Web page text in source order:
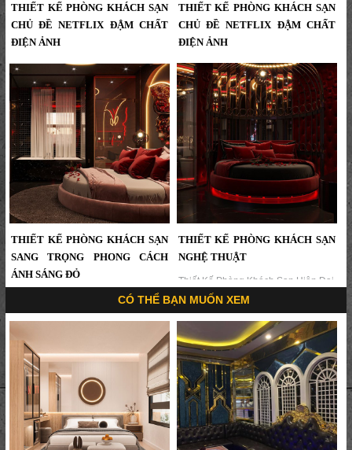
THIẾT KẾ PHÒNG KHÁCH SẠN
CHỦ ĐỀ NETFLIX ĐẬM CHẤT
ĐIỆN ẢNH
Thiết kế phòng khách sạn chủ đề
Netflix – Không gian giải trí đậm chất
điện ảnh | Dự án KTV Group...
THIẾT KẾ PHÒNG KHÁCH SẠN
CHỦ ĐỀ NETFLIX ĐẬM CHẤT
ĐIỆN ẢNH
thiết kế phòng khách sạn hiện đại
do KTV Group thực hiện, lấy cảm
hứng từ biểu tượng thiên nga và sắc
tím ánh đèn nghệ thuật, tạo nên
không gian lãng mạn, cuốn hút,
thích hợp cho mô hình khách sạn
nghỉ dưỡng cao cấp hoặc khách sạn
tình yêu....
THIẾT KẾ PHÒNG KHÁCH SẠN
SANG TRỌNG PHONG CÁCH
ÁNH SÁNG ĐỎ
Mẫu thiết kế phòng khách sạn do
KTV Group thực hiện mang phong
lấy cảm hứng từ đôi cánh bướm rực
rỡ tượng trưng cho sự quyến rũ và
tự do....
THIẾT KẾ PHÒNG KHÁCH SẠN
NGHỆ THUẬT
Thiết Kế Phòng Khách Sạn Hiện Đại
Sang Trọng – Không Gian Ấn
CÓ THỂ BẠN MUỐN XEM